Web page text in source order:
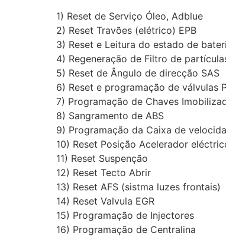
1) Reset de Serviço Óleo, Adblue
2) Reset Travões (elétrico) EPB
3) Reset e Leitura do estado de
4) Regeneração de Filtro de
5) Reset de Ângulo de direcção SAS
6) Reset e programação de válvulas
7) Programação de Chaves
8) Sangramento de ABS
9) Programação da Caixa de
10) Reset Posição Acelerador
11) Reset Suspenção
12) Reset Tecto Abrir
13) Reset AFS (sistma luzes frontais)
14) Reset Valvula EGR
15) Programação de Injectores
16) Programação de Centralina